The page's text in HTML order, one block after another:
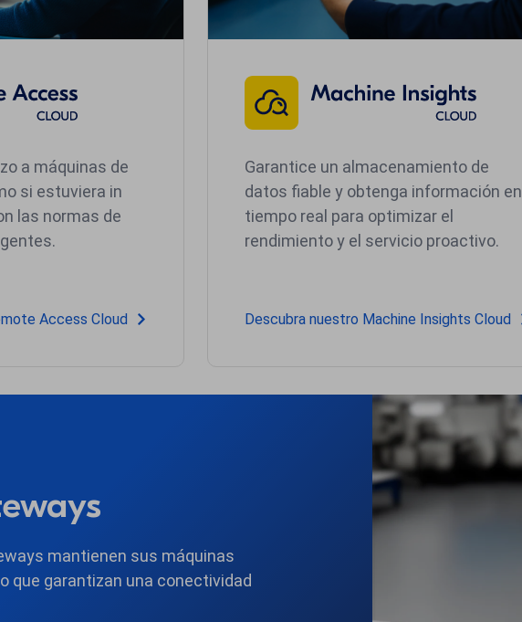
a máquinas de
si estuviera in
las normas de
Access Cloud
Garantice un almacenamiento de
datos fiable y obtenga información en
tiempo real para optimizar el
rendimiento y el servicio proactivo.
Descubra nuestro Machine Insights Cloud
mantienen sus máquinas
que garantizan una conectividad